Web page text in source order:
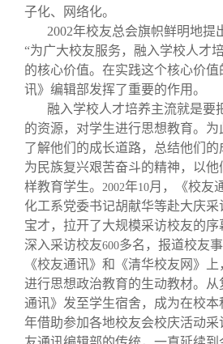
子化、网络化。
2002年校友总会旗帜鲜明地提
“为广大校友服务，融入学校人才
的核心价值。在实践这个核心价
讯》编辑部发挥了重要的作用。
融入学校人才培养主流就是要
的资源，对学生进行思想教育。为
了解他们的成长道路，总结他们的
为民族复兴艰苦奋斗的精神，以
样教育学生。 2002年10月，《校友
化工系党委书记胡献华等赴大庆
宝才，拉开了大规模采访校友的序
深入采访校友600多名，报道校友
《校友通讯》和《清华校友网》
进行思想政治教育的生动教材。从
通讯》发至学生宿舍，成为在校
年借助参加各地校友会校庆活动